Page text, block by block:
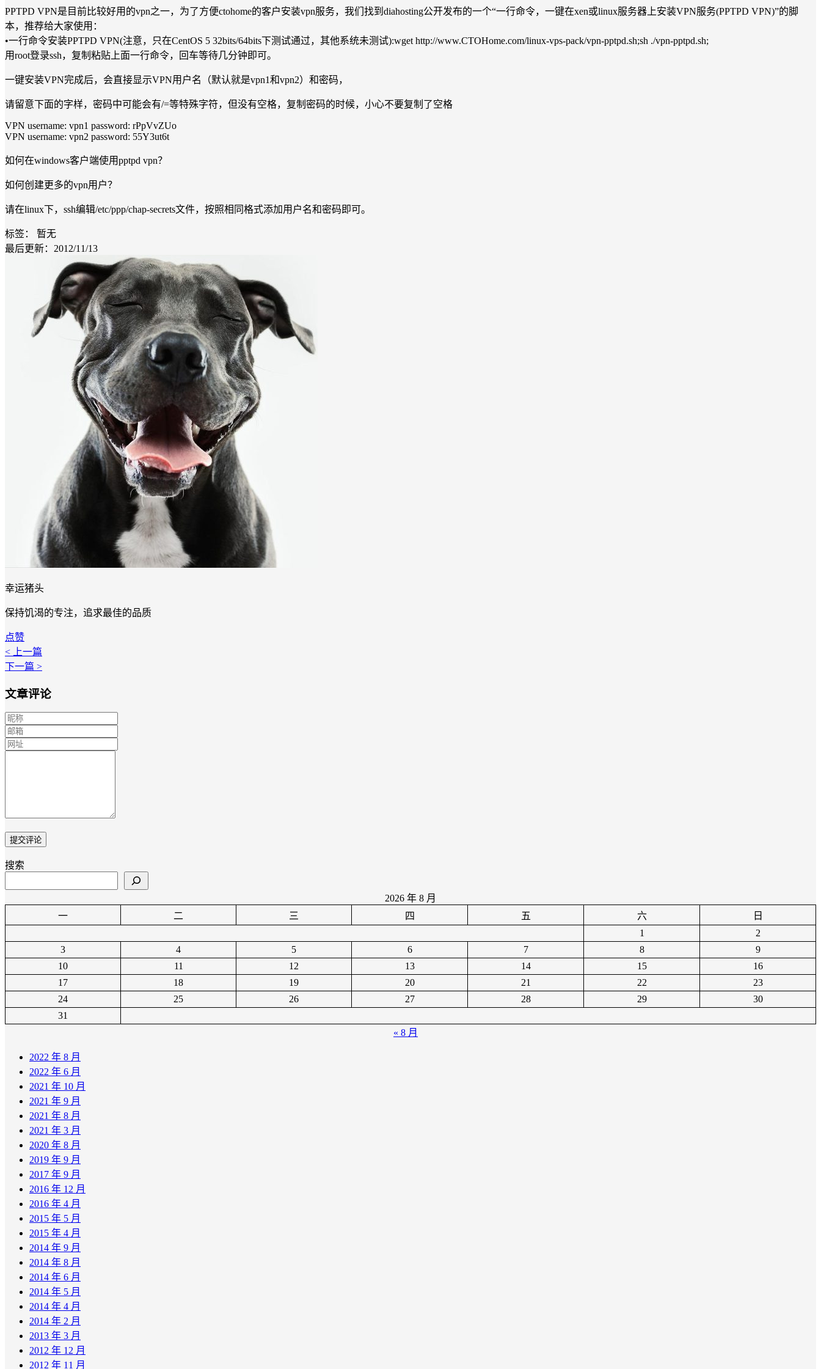
PPTPD VPN是目前比较好用的vpn之一，为了方便ctohome的客户安装vpn服务，我们找到diahosting公开发布的一个“一行命令，一键在xen或linux服务器上安装VPN服务(PPTPD VPN)”的脚
本，推荐给大家使用：
•一行命令安装PPTPD VPN(注意，只在CentOS 5 32bits/64bits下测试通过，其他系统未测试):wget http://www.CTOHome.com/linux-vps-pack/vpn-pptpd.sh;sh ./vpn-pptpd.sh;
用root登录ssh，复制粘贴上面一行命令，回车等待几分钟即可。
一键安装VPN完成后，会直接显示VPN用户名（默认就是vpn1和vpn2）和密码，
请留意下面的字样，密码中可能会有/=等特殊字符，但没有空格，复制密码的时候，小心不要复制了空格
VPN username: vpn1 password: rPpVvZUo
VPN username: vpn2 password: 55Y3ut6t
如何在windows客户端使用pptpd vpn？
如何创建更多的vpn用户？
请在linux下，ssh编辑/etc/ppp/chap-secrets文件，按照相同格式添加用户名和密码即可。
标签：
暂无
最后更新：2012/11/13
幸运猪头
保持饥渴的专注，追求最佳的品质
点赞
< 上一篇
下一篇 >
文章评论
搜索
2026 年 8 月
一
二 三 四 五 六
日
1
2
3
4 5 6 7 8
9
10
11 12 13 14 15
16
17
18 19 20 21 22
23
24
25 26 27 28 29
30
31
« 8 月
2022 年 8 月
2022 年 6 月
2021 年 10 月
2021 年 9 月
2021 年 8 月
2021 年 3 月
2020 年 8 月
2019 年 9 月
2017 年 9 月
2016 年 12 月
2016 年 4 月
2015 年 5 月
2015 年 4 月
2014 年 9 月
2014 年 8 月
2014 年 6 月
2014 年 5 月
2014 年 4 月
2014 年 2 月
2013 年 3 月
2012 年 12 月
2012 年 11 月